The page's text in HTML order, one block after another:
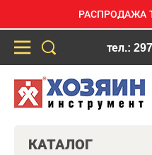
РАСПРОДАЖА
тел.:
КАТАЛОГ